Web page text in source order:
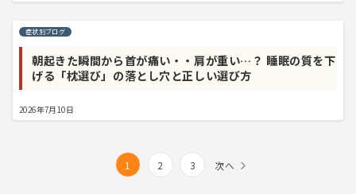
症状別ブログ
朝起きた瞬間から首が痛い・・肩が重い…？ 睡眠の質を下
げる「枕選び」の落とし穴と正しい選び方
2026年7月10日
1 2 3 次へ